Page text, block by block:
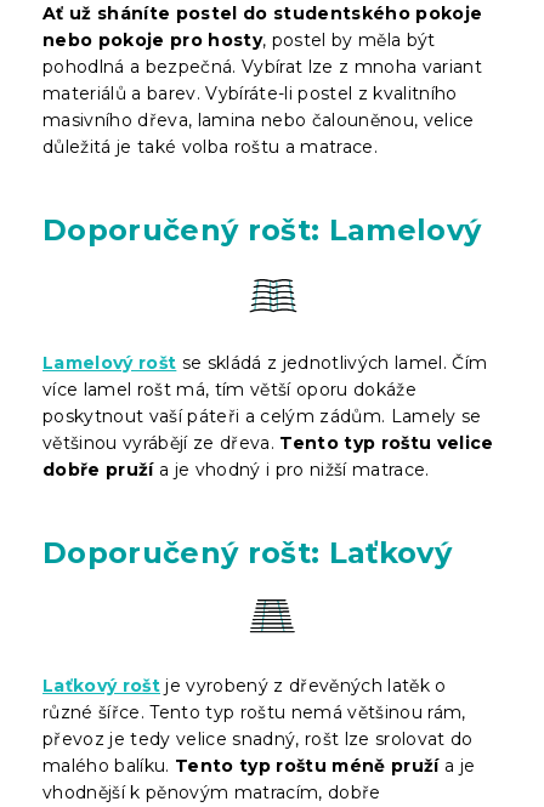
Ať už sháníte postel do studentského pokoje
nebo pokoje pro hosty, postel by měla být
pohodlná a bezpečná. Vybírat lze z mnoha variant
materiálů a barev. Vybíráte-li postel z kvalitního
masivního dřeva, lamina nebo čalouněnou, velice
důležitá je také volba roštu a matrace.
Doporučený rošt: Lamelový
Lamelový rošt se skládá z jednotlivých lamel. Čím
více lamel rošt má, tím větší oporu dokáže
poskytnout vaší páteři a celým zádům. Lamely se
většinou vyrábějí ze dřeva. Tento typ roštu velice
dobře pružía je vhodný i pro nižší matrace.
Doporučený rošt: Laťkový
Laťkový rošt je vyrobený z dřevěných latěk o
různé šířce. Tento typ roštu nemá většinou rám,
převoz je tedy velice snadný, rošt lze srolovat do
malého balíku. Tento typ roštu méně pružía je
vhodnější k pěnovým matracím, dobře